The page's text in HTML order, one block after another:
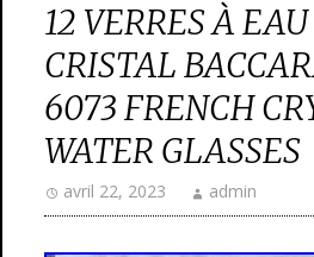
12 VERRES À
CRISTAL
6073 FRENCH
WATER GLASSES
avril 22, 2023 admin